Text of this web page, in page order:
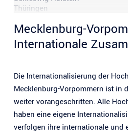
Thüringen
Mecklenburg-
Internationale
Die Internationalisierung der
Mecklenburg-Vorpommern ist in
weiter vorangeschritten. Alle
haben eine eigene
verfolgen ihre internationale und